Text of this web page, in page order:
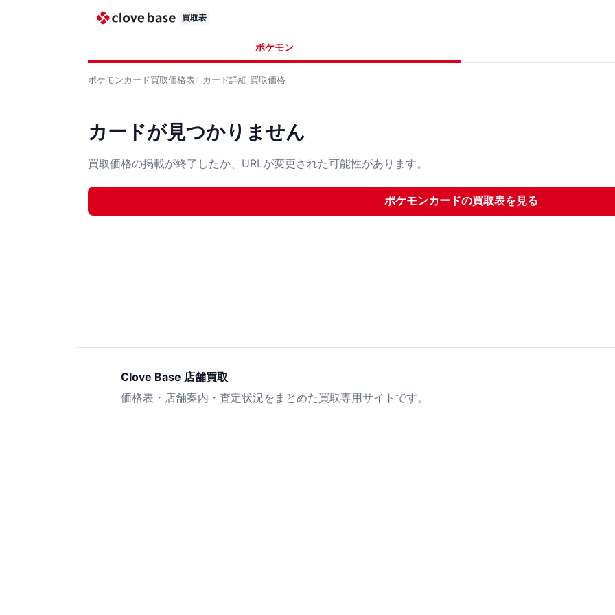
買取表
ポケモン
ポケモンカード買取価格表 カード詳細 買取価格
カードが見つかりません
買取価格の掲載が終了したか、URLが変更された可能性があります。
ポケモンカードの買取表を見る
Clove Base 店舗買取
価格表・店舗案内・査定状況をまとめた買取専用サイトです。